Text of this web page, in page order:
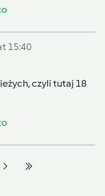
15:40
czyli tutaj 18